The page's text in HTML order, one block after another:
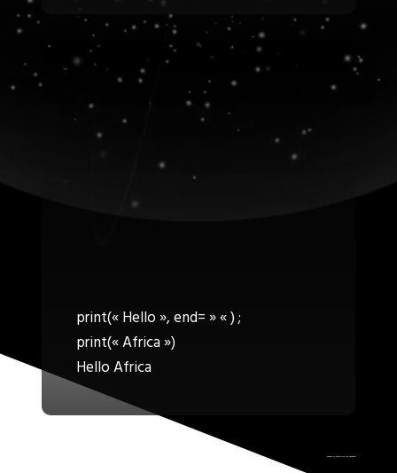
print(« Hello », end= » « ) ;
print(« Africa »)
Hello Africa
Passez la souris sur les ombres